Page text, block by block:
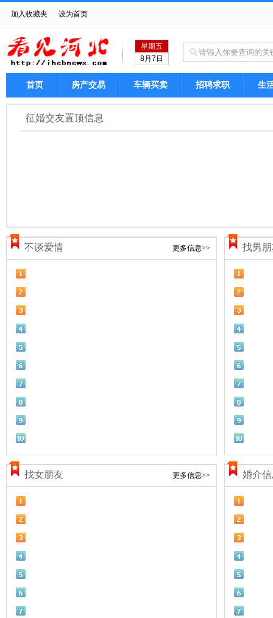
加入收藏夹 设为首页
星期五
8月7日
首页 房产交易 车辆买卖 招聘求职 生
征婚交友置顶信息
不谈爱情 更多信息>> 找男
找女朋友 更多信息>> 婚介